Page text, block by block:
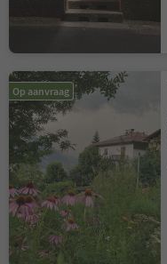
Op aanvraag